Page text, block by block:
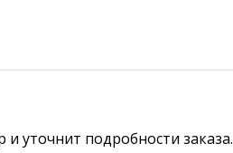
уточнит подробности заказа.